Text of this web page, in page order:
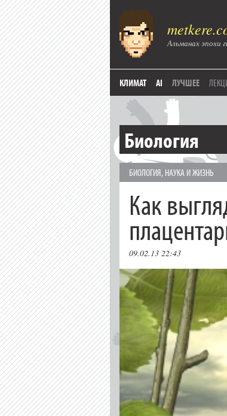
Альманах эпохи
КЛИМАТ AI ЛУЧШЕЕ
Биология
БИОЛОГИЯ, НАУКА И ЖИЗНЬ
Как
09.02.13 22:43